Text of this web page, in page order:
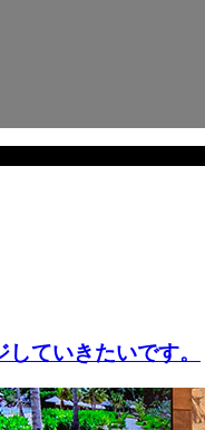
ていきたいです。